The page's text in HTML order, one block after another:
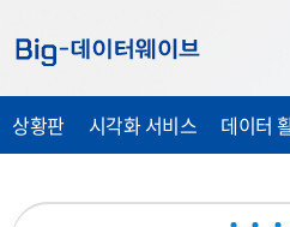
가
가
가
상황판 시각화 서비스 데이터